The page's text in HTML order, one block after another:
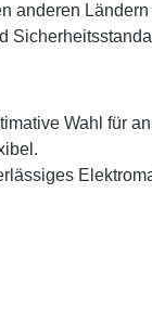
anderen
Wahl für